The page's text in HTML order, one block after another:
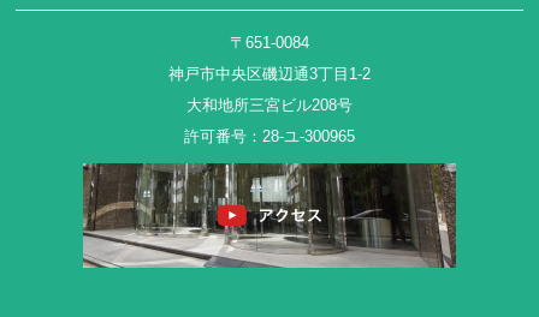
〒651-0084
神戸市中央区磯辺通3丁目1-2
大和地所三宮ビル208号
許可番号：28-ユ-300965